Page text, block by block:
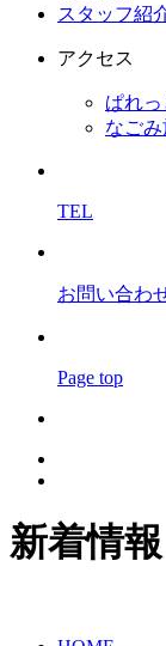
スタッフ紹
アクセス
ぱれ
なご
TEL
お問い合わ
Page top
新着情報